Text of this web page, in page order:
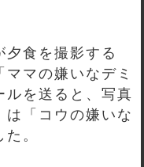
食を撮影する
マの嫌いなデミ
ルを送ると、写真
は「コウの嫌いな
。